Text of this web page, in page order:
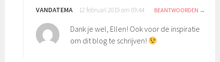
VANDATEMA 12 februari 2019 om 09:44 BEANTWOORDEN
Dank je wel, Ellen! Ook voor de inspiratie
om dit blog te schrijven!